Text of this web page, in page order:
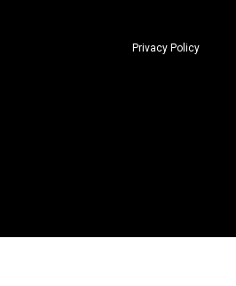
Privacy Policy